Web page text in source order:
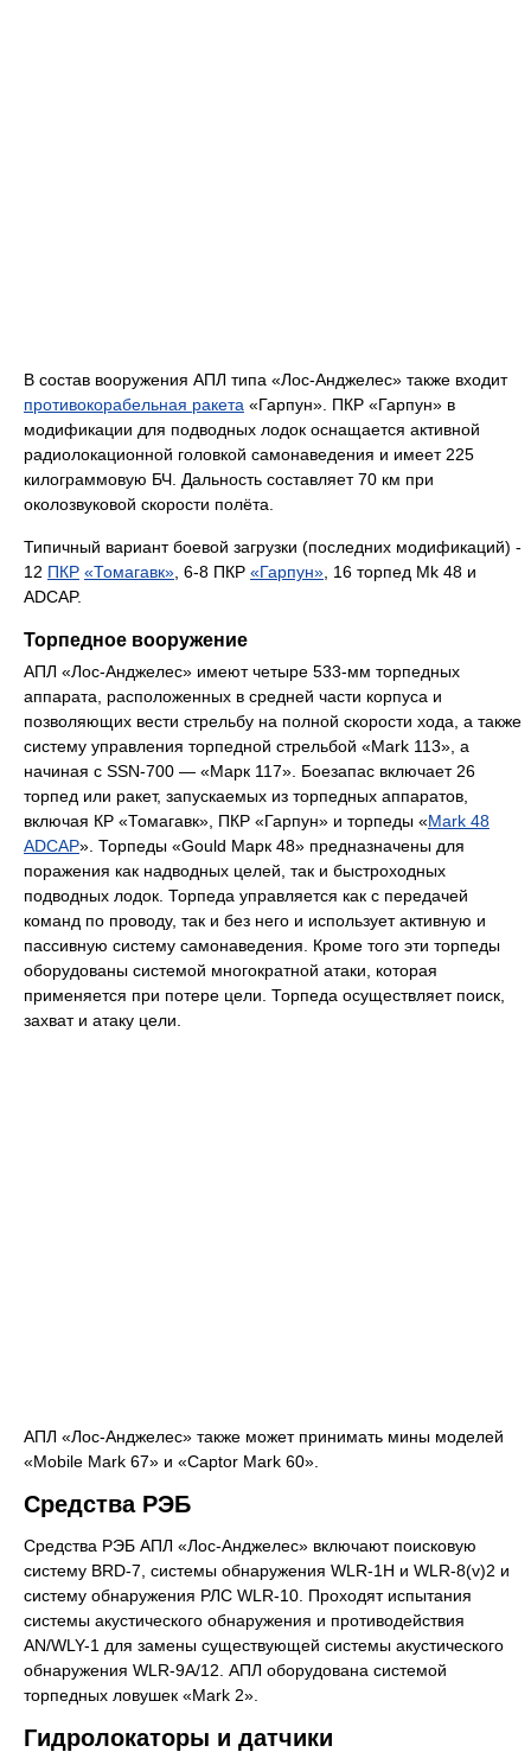
В состав вооружения АПЛ типа «Лос-Анджелес» также входит
противокорабельная ракета «Гарпун». ПКР «Гарпун» в
модификации для подводных лодок оснащается активной
радиолокационной головкой самонаведения и имеет 225
килограммовую БЧ. Дальность составляет 70 км при
околозвуковой скорости полёта.
Типичный вариант боевой загрузки (последних модификаций) -
12 ПКР «Томагавк» , 6-8 ПКР «Гарпун» , 16 торпед Mk 48 и
ADCAP.
Торпедное вооружение
АПЛ «Лос-Анджелес» имеют четыре 533-мм торпедных
аппарата, расположенных в средней части корпуса и
позволяющих вести стрельбу на полной скорости хода, а также
систему управления торпедной стрельбой «Mark 113», а
начиная с SSN-700 — «Марк 117». Боезапас включает 26
торпед или ракет, запускаемых из торпедных аппаратов,
включая КР «Томагавк», ПКР «Гарпун» и торпеды «Mark 48
ADCAP». Торпеды «Gould Марк 48» предназначены для
поражения как надводных целей, так и быстроходных
подводных лодок. Торпеда управляется как с передачей
команд по проводу, так и без него и использует активную и
пассивную систему самонаведения. Кроме того эти торпеды
оборудованы системой многократной атаки, которая
применяется при потере цели. Торпеда осуществляет поиск,
захват и атаку цели.
АПЛ «Лос-Анджелес» также может принимать мины моделей
«Mobile Mark 67» и «Captor Mark 60».
Средства РЭБ
Средства РЭБ АПЛ «Лос-Анджелес» включают поисковую
систему BRD-7, системы обнаружения WLR-1H и WLR-8(v)2 и
систему обнаружения РЛС WLR-10. Проходят испытания
системы акустического обнаружения и противодействия
AN/WLY-1 для замены существующей системы акустического
обнаружения WLR-9A/12. АПЛ оборудована системой
торпедных ловушек «Mark 2».
Гидролокаторы и датчики